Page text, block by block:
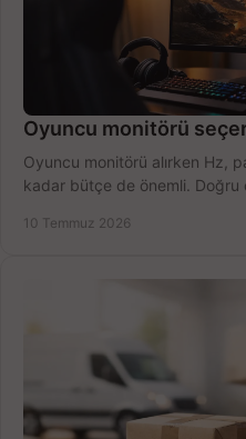
Oyuncu monitörü
Oyuncu monitörü alırken Hz,
kadar bütçe de önemli. Doğru
10 Temmuz 2026